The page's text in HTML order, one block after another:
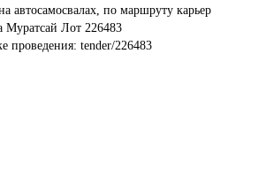
автосамосвалах, по маршруту карьер
Муратсай Лот 226483
проведения: tender/226483